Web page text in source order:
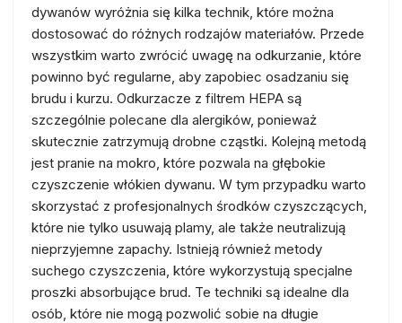
dywanów wyróżnia się kilka technik, które można
dostosować do różnych rodzajów materiałów. Przede
wszystkim warto zwrócić uwagę na odkurzanie, które
powinno być regularne, aby zapobiec osadzaniu się
brudu i kurzu. Odkurzacze z filtrem HEPA są
szczególnie polecane dla alergików, ponieważ
skutecznie zatrzymują drobne cząstki. Kolejną metodą
jest pranie na mokro, które pozwala na głębokie
czyszczenie włókien dywanu. W tym przypadku warto
skorzystać z profesjonalnych środków czyszczących,
które nie tylko usuwają plamy, ale także neutralizują
nieprzyjemne zapachy. Istnieją również metody
suchego czyszczenia, które wykorzystują specjalne
proszki absorbujące brud. Te techniki są idealne dla
osób, które nie mogą pozwolić sobie na długie